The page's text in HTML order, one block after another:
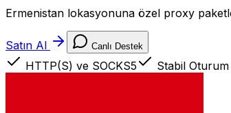
Ermenistan lokasyonuna özel proxy
Satın Al Canlı Destek
HTTP(S) ve SOCKS5 Stabil Oturum